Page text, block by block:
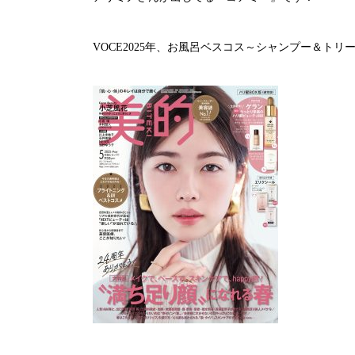
VOCE2025年、お風呂ベスコス～シャンプー＆トリ